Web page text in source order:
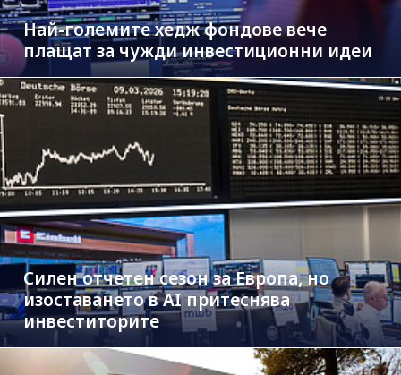
Най-големите хедж фондове вече
плащат за чужди инвестиционни идеи
Силен отчетен сезон за Европа, но
изоставането в AI притеснява
инвеститорите